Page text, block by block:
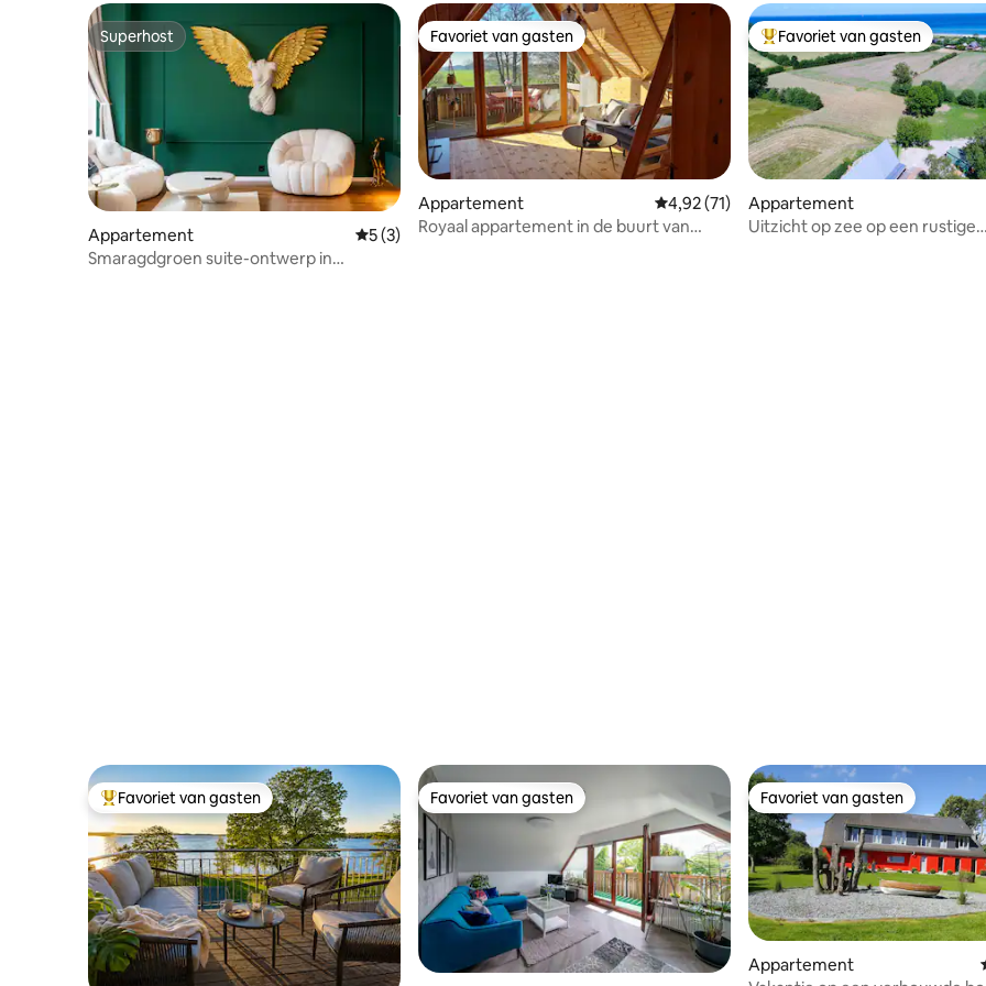
Superhost
Superhost
Appartement Gemiddelde beoordeling van 5 uit 5, 3 recensies
5 (3)
Smaragdgroen suite-ontwerp in
Favoriet van gasten
Favoriet van gasten
Appartement Gemiddelde beoordeling van 4,92 uit 5, 71
4,92 (71)
Royaal appartement in de buurt van
Topfavoriet van gasten
Favoriet van gasten
Appartement
Uitzicht op zee op een rustige
Topfavoriet van gasten
Favoriet van gasten Favoriet van gasten
Favoriet van gasten Favoriet van gasten
Favoriet van gasten
Appartement